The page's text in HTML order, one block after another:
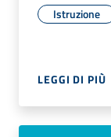
Istruzione
LEGGI DI PIÙ